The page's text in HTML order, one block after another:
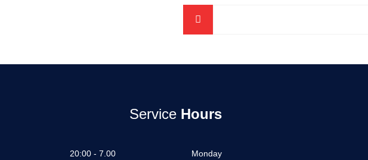
Service Hours
Monday
7.00 - 20:00